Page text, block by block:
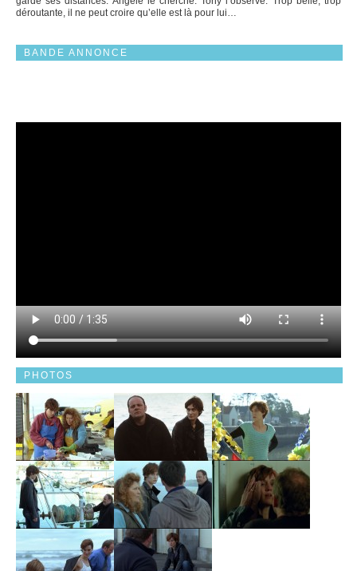
déroutante, il ne peut croire qu’elle est là pour lui…
BANDE ANNONCE
PHOTOS